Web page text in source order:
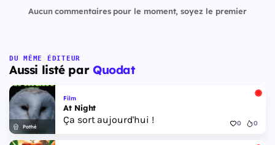
Aucun commentaires pour le moment, soyez le premier
DU MÊME ÉDITEUR
Aussi listé par Quodat
Pathé
Film
At Night
Ça sort aujourd'hui ! 0 0